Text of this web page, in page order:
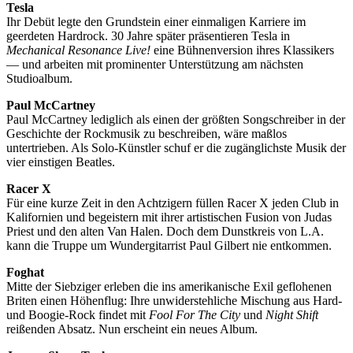
Tesla
Ihr Debüt legte den Grundstein einer einmaligen Karriere im
geerdeten Hardrock. 30 Jahre später präsentieren Tesla in
Mechanical Resonance Live! eine Bühnenversion ihres Klassikers
— und arbeiten mit prominenter Unterstützung am nächsten
Studioalbum.
Paul McCartney
Paul McCartney lediglich als einen der größten Songschreiber in der
Geschichte der Rockmusik zu beschreiben, wäre maßlos
untertrieben. Als Solo-Künstler schuf er die zugänglichste Musik der
vier einstigen Beatles.
Racer X
Für eine kurze Zeit in den Achtzigern füllen Racer X jeden Club in
Kalifornien und begeistern mit ihrer artistischen Fusion von Judas
Priest und den alten Van Halen. Doch dem Dunstkreis von L.A.
kann die Truppe um Wundergitarrist Paul Gilbert nie entkommen.
Foghat
Mitte der Siebziger erleben die ins amerikanische Exil geflohenen
Briten einen Höhenflug: Ihre unwiderstehliche Mischung aus Hard-
und Boogie-Rock findet mit Fool For The City und Night Shift
reißenden Absatz. Nun erscheint ein neues Album.